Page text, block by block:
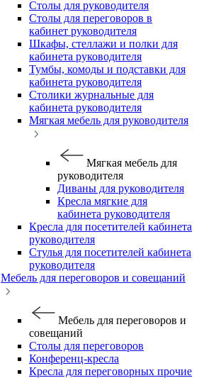
Столы для руководителя
Столы для переговоров в
кабинет руководителя
Шкафы, стеллажи и полки для
кабинета руководителя
Тумбы, комоды и подставки для
кабинета руководителя
Столики журнальные для
кабинета руководителя
Мягкая мебель для руководителя
Мягкая мебель для
руководителя
Диваны для руководителя
Кресла мягкие для
кабинета руководителя
Кресла для посетителей кабинета
руководителя
Стулья для посетителей кабинета
руководителя
Мебель для переговоров и совещаний
Мебель для переговоров и
совещаний
Столы для переговоров
Конференц-кресла
Кресла для переговорных прочие